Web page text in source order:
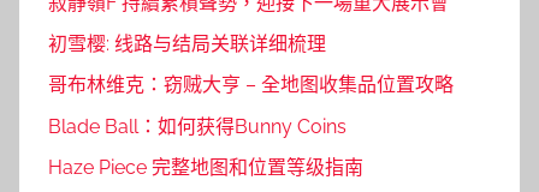
初雪樱: 线路与结局关联详细梳理
哥布林维克：窃贼大亨 – 全地图收集品位置攻略
Blade Ball：如何获得Bunny Coins
Haze Piece 完整地图和位置等级指南